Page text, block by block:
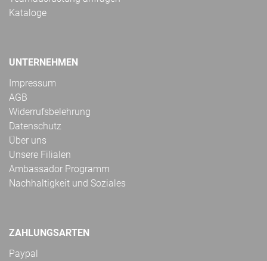
Kataloge
UNTERNEHMEN
Impressum
AGB
Widerrufsbelehrung
Datenschutz
Über uns
Unsere Filialen
Ambassador Programm
Nachhaltigkeit und Soziales
ZAHLUNGSARTEN
Paypal